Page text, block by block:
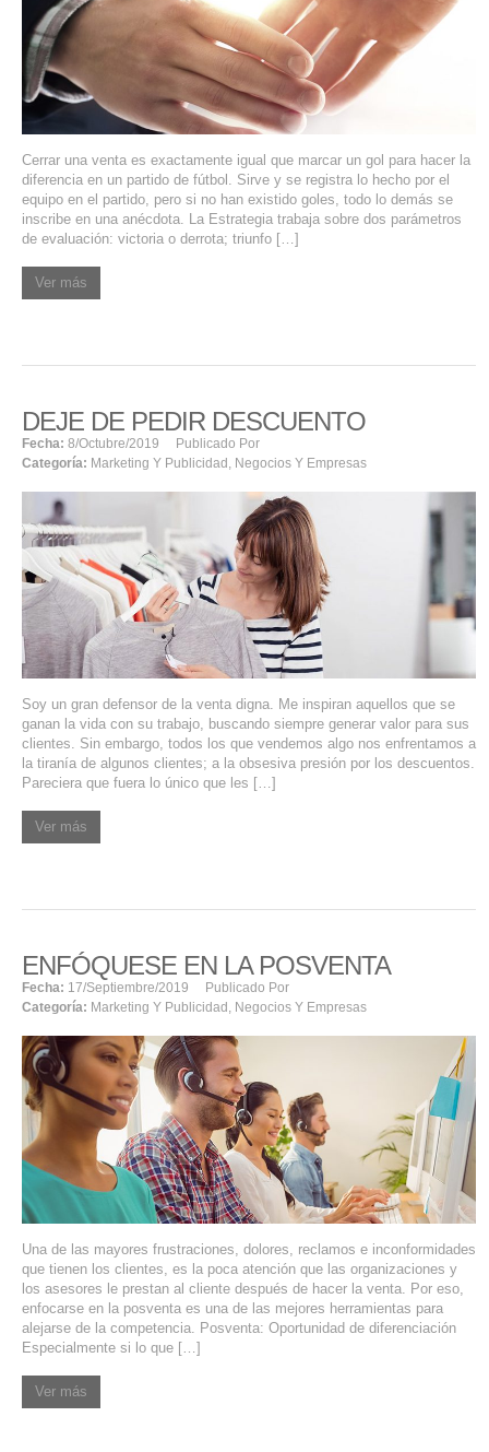
SERVIDORES DEDICADOS
AGENCIA DIGITAL
PAGINAS WEB PARA NEGOCIOS
PAGINA WEB CON MANEJADOR DE CONTENIDOS
PAGINA WEB CON CATÁLOGO DE PRODUCTOS
PAGINAS WEB A MEDIDA
SISTEMAS PARA NEGOCIOS Y EMPRESAS
MARKETING DIGITAL
EMAIL MARKETING
SERVICIOS DE TI
ASESORÍA TECNOLÓGICA
TRANSFORMACIÓN DIGITAL
PORTAFOLIO
BLOG
CONTACTO
Cerrar una venta es exactamente igual que marcar un gol para hacer la
diferencia en un partido de fútbol. Sirve y se registra lo hecho por el
equipo en el partido, pero si no han existido goles, todo lo demás se
inscribe en una anécdota. La Estrategia trabaja sobre dos parámetros
de evaluación: victoria o derrota; triunfo […]
Ver más
DEJE DE PEDIR DESCUENTO
Fecha: 8/octubre/2019
Publicado Por
Categoría: Marketing Y Publicidad Negocios Y Empresas
Soy un gran defensor de la venta digna. Me inspiran aquellos que se
ganan la vida con su trabajo, buscando siempre generar valor para sus
clientes. Sin embargo, todos los que vendemos algo nos enfrentamos a
la tiranía de algunos clientes; a la obsesiva presión por los descuentos.
Pareciera que fuera lo único que les […]
Ver más
ENFÓQUESE EN LA POSVENTA
Fecha: 17/septiembre/2019
Publicado Por
Categoría: Marketing Y Publicidad , Negocios Y Empresas
Una de las mayores frustraciones, dolores, reclamos e inconformidades
que tienen los clientes, es la poca atención que las organizaciones y
los asesores le prestan al cliente después de hacer la venta. Por eso,
enfocarse en la posventa es una de las mejores herramientas para
alejarse de la competencia. Posventa: Oportunidad de diferenciación
Especialmente si lo que […]
Ver más